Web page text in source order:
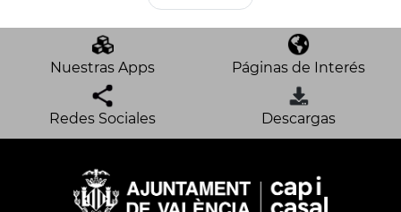
Nuestras Apps Páginas de Interés
Redes Sociales Descargas